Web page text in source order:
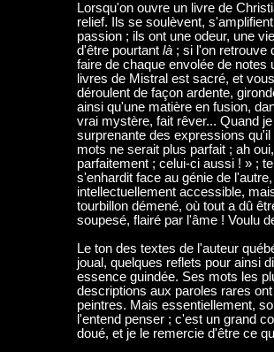
Lorsqu'on ouvre un livre de
relief. Ils se soulèvent,
passion ; ils ont une odeur, une
d'être pourtant là ; si l'on retrouve
faire de chaque envolée de
livres de Mistral est sacré, et
déroulent de façon ardente,
ainsi qu'une matière en fusion,
vrai mystère, fait rêver... Quand
surprenante des expressions
mots ne serait plus parfait ; ah
parfaitement ; celui-ci aussi ! » ;
s'enhardit face au génie de
intellectuellement accessible,
tourbillon démené, où tout a dû
soupesé, flairé par l'âme ! Voulu
Le ton des textes de l'auteur
joual, quelques reflets pour ainsi
essence guindée. Ses mots les
descriptions aux paroles rares
peintres. Mais essentiellement,
l'entend penser ; c'est un grand
doué, et je le remercie d'être ce